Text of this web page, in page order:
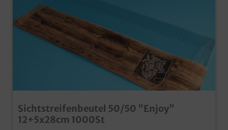
Sichtstreifenbeutel 50/50 "Enjoy"
12+5x28cm 1000St